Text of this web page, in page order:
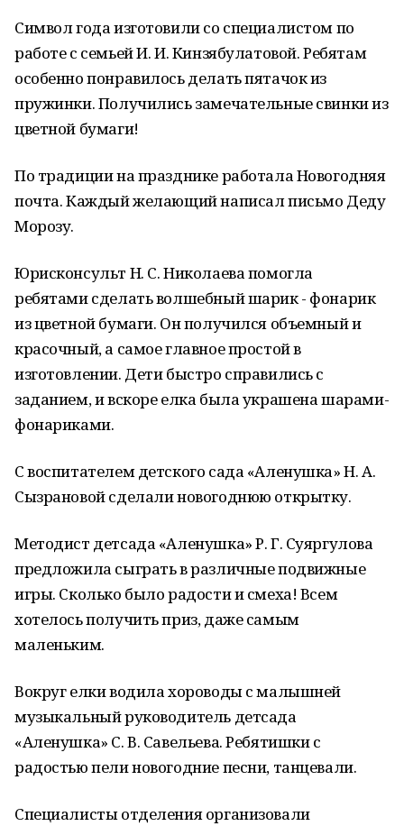
Символ года изготовили со специалистом по
работе с семьей И. И. Кинзябулатовой. Ребятам
особенно понравилось делать пятачок из
пружинки. Получились замечательные свинки из
цветной бумаги!
По традиции на празднике работала Новогодняя
почта. Каждый желающий написал письмо Деду
Морозу.
Юрисконсульт Н. С. Николаева помогла
ребятами сделать волшебный шарик - фонарик
из цветной бумаги. Он получился объемный и
красочный, а самое главное простой в
изготовлении. Дети быстро справились с
заданием, и вскоре елка была украшена шарами-
фонариками.
С воспитателем детского сада «Аленушка» Н. А.
Сызрановой сделали новогоднюю открытку.
Методист детсада «Аленушка» Р. Г. Суяргулова
предложила сыграть в различные подвижные
игры. Сколько было радости и смеха! Всем
хотелось получить приз, даже самым
маленьким.
Вокруг елки водила хороводы с малышней
музыкальный руководитель детсада
«Аленушка» С. В. Савельева. Ребятишки с
радостью пели новогодние песни, танцевали.
Специалисты отделения организовали